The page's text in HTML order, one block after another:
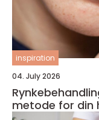
inspiration
04. July 2026
metode for din